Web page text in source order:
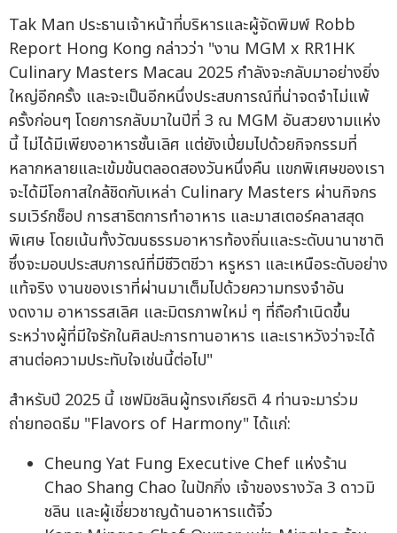
Tak Man ประธานเจ้าหน้าที่บริหารและผู้จัดพิมพ์ Robb
Report Hong Kong กล่าวว่า "งาน MGM x RR1HK
Culinary Masters Macau 2025 กำลังจะกลับมาอย่างยิ่ง
ใหญ่อีกครั้ง และจะเป็นอีกหนึ่งประสบการณ์ที่น่าจดจำไม่แพ้
ครั้งก่อนๆ โดยการกลับมาในปีที่ 3 ณ MGM อันสวยงามแห่ง
นี้ ไม่ได้มีเพียงอาหารชั้นเลิศ แต่ยังเปี่ยมไปด้วยกิจกรรมที่
หลากหลายและเข้มข้นตลอดสองวันหนึ่งคืน แขกพิเศษของเรา
จะได้มีโอกาสใกล้ชิดกับเหล่า Culinary Masters ผ่านกิจกร
รมเวิร์กช็อป การสาธิตการทำอาหาร และมาสเตอร์คลาสสุด
พิเศษ โดยเน้นทั้งวัฒนธรรมอาหารท้องถิ่นและระดับนานาชาติ
ซึ่งจะมอบประสบการณ์ที่มีชีวิตชีวา หรูหรา และเหนือระดับอย่าง
แท้จริง งานของเราที่ผ่านมาเต็มไปด้วยความทรงจำอัน
งดงาม อาหารรสเลิศ และมิตรภาพใหม่ ๆ ที่ถือกำเนิดขึ้น
ระหว่างผู้ที่มีใจรักในศิลปะการทานอาหาร และเราหวังว่าจะได้
สานต่อความประทับใจเช่นนี้ต่อไป"
สำหรับปี 2025 นี้ เชฟมิชลินผู้ทรงเกียรติ 4 ท่านจะมาร่วม
ถ่ายทอดธีม "Flavors of Harmony" ได้แก่:
Cheung Yat Fung Executive Chef แห่งร้าน
Chao Shang Chao ในปักกิ่ง เจ้าของรางวัล 3 ดาวมิ
ชลิน และผู้เชี่ยวชาญด้านอาหารแต้จิ๋ว